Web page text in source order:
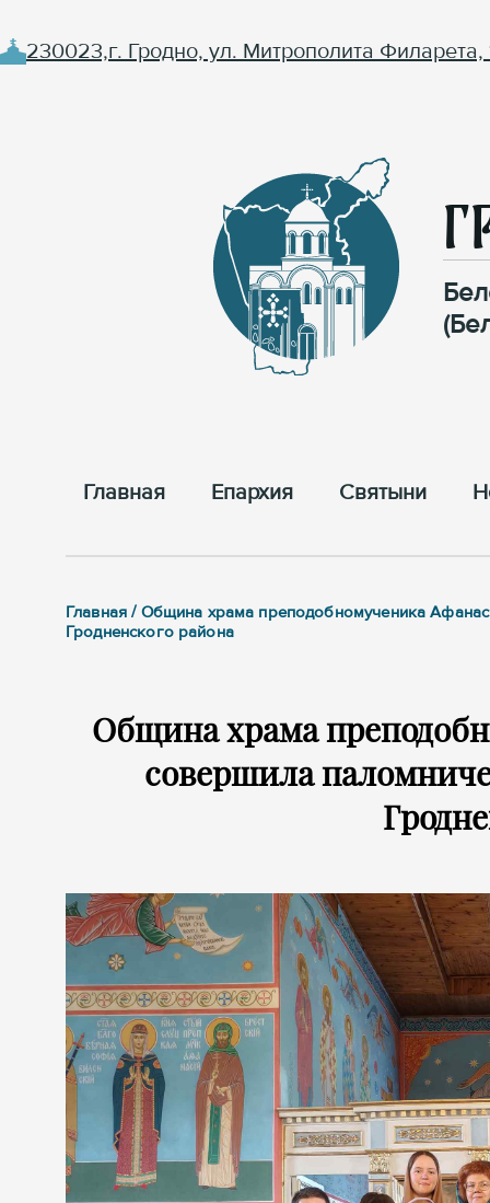
230023,г. Гродно, ул. Митрополита Филарета,
Главная Епархия Cвятыни
Главная / Община храма преподобномученика
Гродненского района
Община храма
совершила